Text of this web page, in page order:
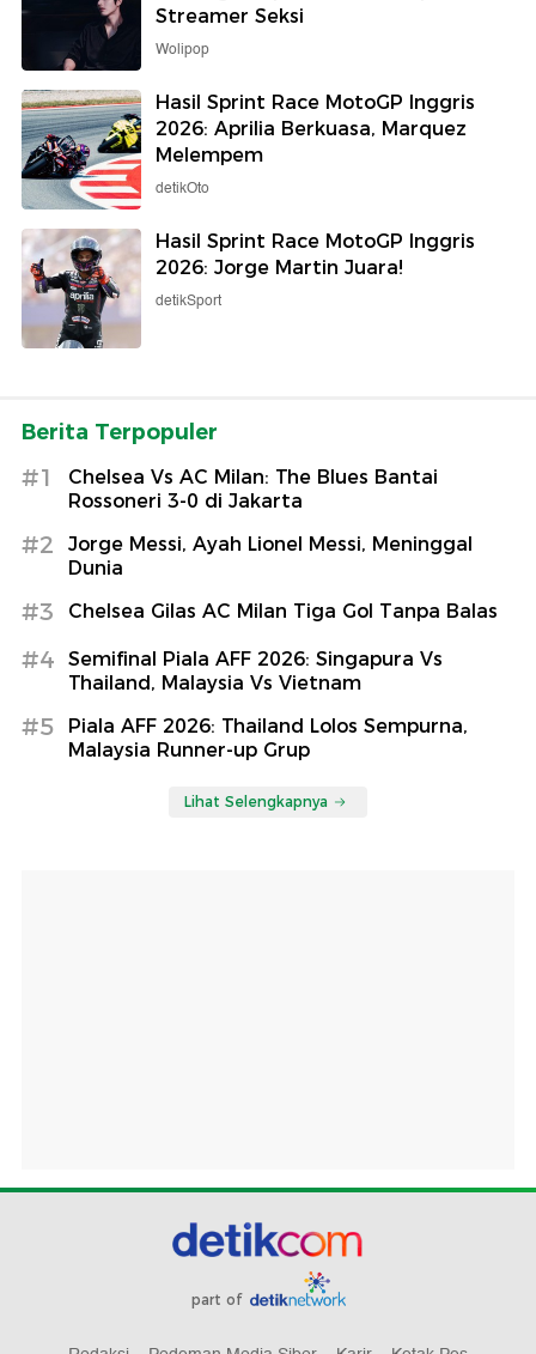
Streamer Seksi
Wolipop
Hasil Sprint Race MotoGP Inggris
2026: Aprilia Berkuasa, Marquez
Melempem
detikOto
Hasil Sprint Race MotoGP Inggris
2026: Jorge Martin Juara!
detikSport
Berita Terpopuler
#1
Chelsea Vs AC Milan: The Blues Bantai
Rossoneri 3-0 di Jakarta
#2
Jorge Messi, Ayah Lionel Messi, Meninggal
Dunia
#3 Chelsea Gilas AC Milan Tiga Gol Tanpa Balas
#4
Semifinal Piala AFF 2026: Singapura Vs
Thailand, Malaysia Vs Vietnam
#5
Piala AFF 2026: Thailand Lolos Sempurna,
Malaysia Runner-up Grup
Lihat Selengkapnya
part of